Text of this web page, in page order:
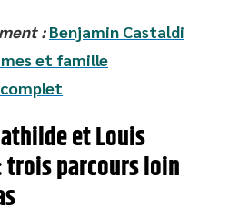
: Benjamin Castaldi
et famille
et Louis
trois parcours loin